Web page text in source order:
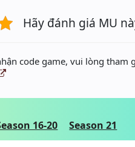
Hãy đánh giá MU
code game, vui lòng tham
16-20 Season 21